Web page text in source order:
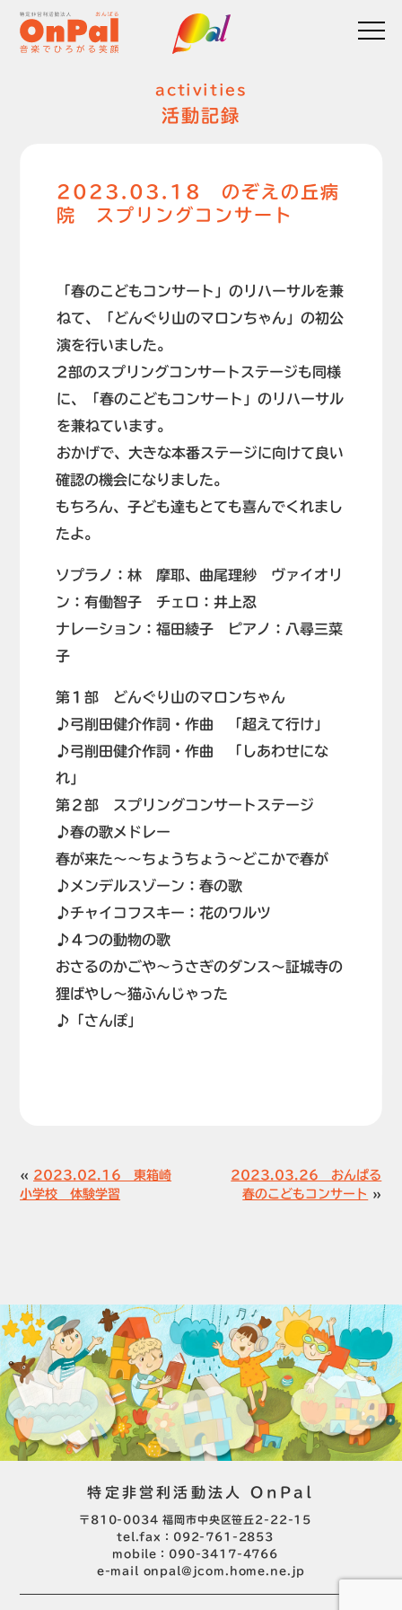
activities
活動記録
2023.03.18 のぞえの丘病
院 スプリングコンサート
「春のこどもコンサート」のリハーサルを兼
ねて、「どんぐり山のマロンちゃん」の初公
演を行いました。
2部のスプリングコンサートステージも同様
に、「春のこどもコンサート」のリハーサル
を兼ねています。
おかげで、大きな本番ステージに向けて良い
確認の機会になりました。
もちろん、子ども達もとても喜んでくれまし
たよ。
ソプラノ：林 摩耶、曲尾理紗 ヴァイオリ
ン：有働智子 チェロ：井上忍
ナレーション：福田綾子 ピアノ：八尋三菜
子
第１部 どんぐり山のマロンちゃん
♪弓削田健介作詞・作曲 「超えて行け」
♪弓削田健介作詞・作曲 「しあわせにな
れ」
第２部 スプリングコンサートステージ
♪春の歌メドレー
春が来た～～ちょうちょう～どこかで春が
♪メンデルスゾーン：春の歌
♪チャイコフスキー：花のワルツ
♪４つの動物の歌
おさるのかごや～うさぎのダンス～証城寺の
狸ばやし～猫ふんじゃった
♪「さんぽ」
« 2023.02.16 東箱崎
小学校 体験学習
2023.03.26 おんぱる
春のこどもコンサート »
特定非営利活動法人 OnPal
〒810-0034 福岡市中央区笹丘2-22-15
tel.fax：092-761-2853
mobile：090-3417-4766
e-mail onpal@jcom.home.ne.jp